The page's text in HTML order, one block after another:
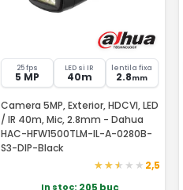
25 fps
5 MP
LED si IR
40m
lentila fixa
2.8mm
Camera 5MP, Exterior, HDCVI, LED
/ IR 40m, Mic, 2.8mm - Dahua
HAC-HFW1500TLM-IL-A-0280B-
S3-DIP-Black
2,5
In stoc: 205 buc